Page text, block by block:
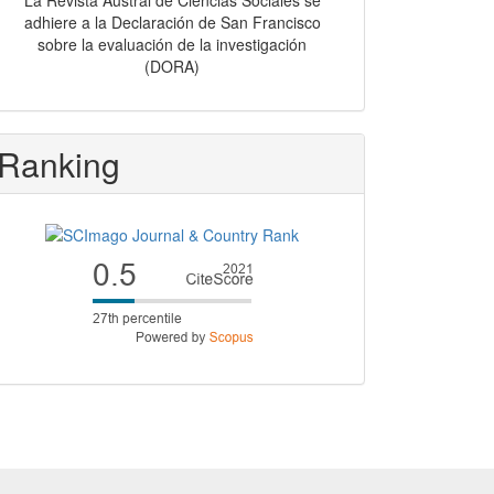
adhiere a la Declaración de San Francisco
sobre la evaluación de la investigación
(DORA)